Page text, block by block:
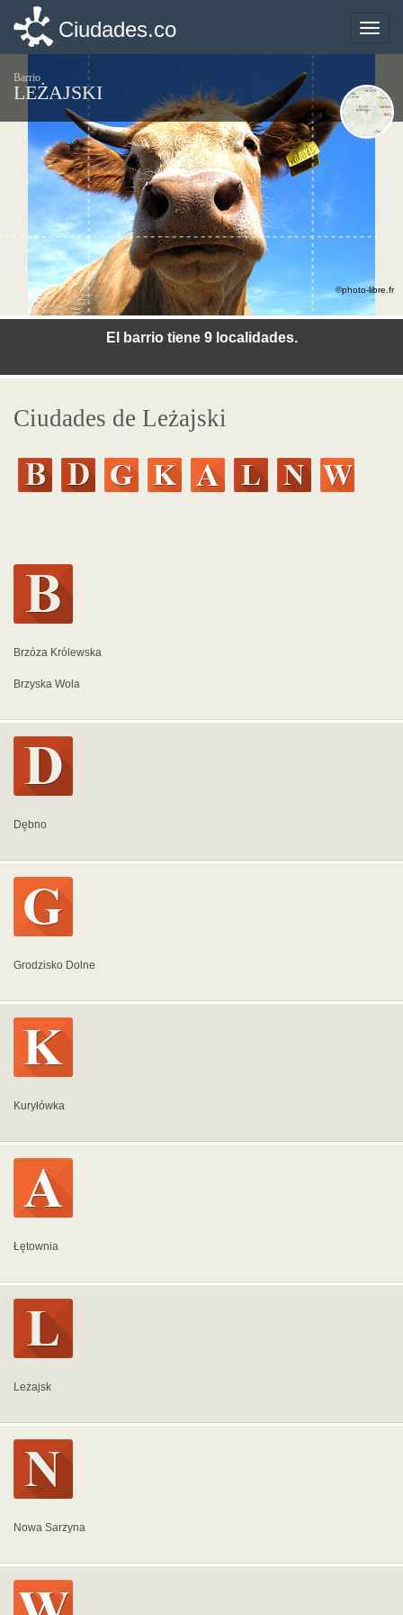
Toggle
Ciudades.co
Barrio
LEŻAJSKI
El barrio tiene 9 localidades.
©photo-libre.fr
Ciudades de Leżajski
Brzóza Królewska
Brzyska Wola
Dębno
Grodzisko Dolne
Kuryłówka
Łętownia
Leżajsk
Nowa Sarzyna
Toggle
Ciudades.co